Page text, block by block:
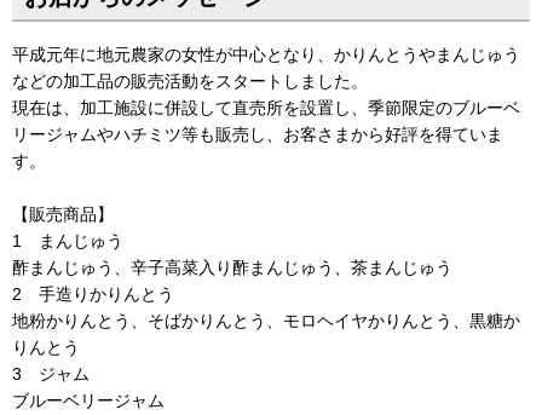
平成元年に地元農家の女性が中心となり、かりんとうやまんじゅう
などの加工品の販売活動をスタートしました。
現在は、加工施設に併設して直売所を設置し、季節限定のブルーベ
リージャムやハチミツ等も販売し、お客さまから好評を得ていま
す。
【販売商品】
1 まんじゅう
酢まんじゅう、辛子高菜入り酢まんじゅう、茶まんじゅう
2 手造りかりんとう
地粉かりんとう、そばかりんとう、モロヘイヤかりんとう、黒糖か
りんとう
3 ジャム
ブルーベリージャム